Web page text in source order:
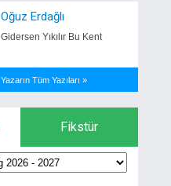
Oğuz Erdağlı
Gidersen Yıkılır Bu Kent
Yazarın Tüm Yazıları »
Fikstür